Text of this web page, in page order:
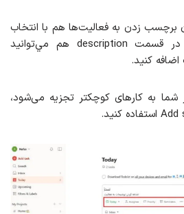
برچسب زدن به فعالیت‌ها هم با انتخاب
گزینه Label وجود دارد. در قسمت description هم مي‌توانید
کنید.
شما به کارهای کوچکتر تجزیه می‌شود،